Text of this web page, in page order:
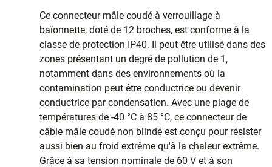
Ce connecteur mâle coudé à verrouillage à
baïonnette, doté de 12 broches, est conforme à la
classe de protection IP40. Il peut être utilisé dans des
zones présentant un degré de pollution de 1,
notamment dans des environnements où la
contamination peut être conductrice ou devenir
conductrice par condensation. Avec une plage de
températures de -40 °C à 85 °C, ce connecteur de
câble mâle coudé non blindé est conçu pour résister
aussi bien au froid extrême qu'à la chaleur extrême.
Grâce à sa tension nominale de 60 V et à son